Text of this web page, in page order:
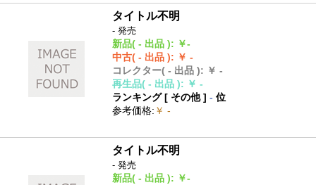
タイトル不明
- 発売
新品( - 出品 ): ￥-
中古( - 出品 ): ￥ -
コレクター( - 出品 ): ￥ -
再生品( - 出品 ): ￥ -
ランキング [ その他]- 位
参考価格: ￥ -
タイトル不明
- 発売
新品( - 出品 ): ￥-